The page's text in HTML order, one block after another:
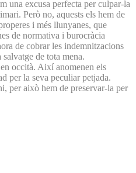
una excusa perfecta per culpar-la
Però no, aquests els hem de
i més llunyanes, que
de normativa i burocràcia
de cobrar les indemnitzacions
de tota mena.
occità. Així anomenen els
per la seva peculiar petjada.
per això hem de preservar-la per